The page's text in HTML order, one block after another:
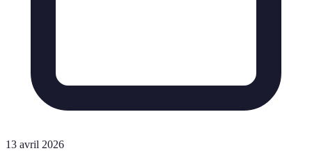
13 avril 2026